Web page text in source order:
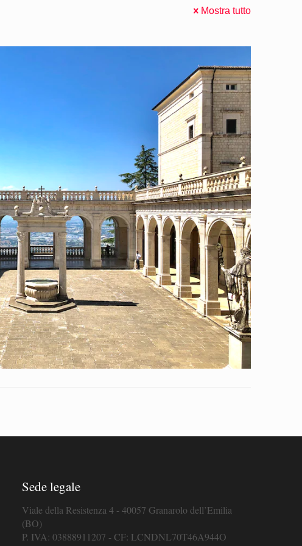
Mostra tutto
Sede legale
Viale della Resistenza 4 - 40057 Granarolo dell’Emilia
(BO)
P. IVA: 03888911207 - CF: LCNDNL70T46A944O